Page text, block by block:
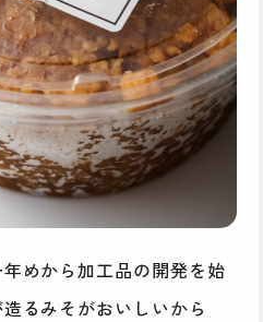
めから加工品の開発を始
るみそがおいしいから